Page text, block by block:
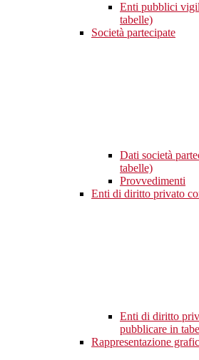
Enti pubblici
tabelle)
Società partecipate
Dati società
tabelle)
Provvedimenti
Enti di diritto privato
Enti di diritto
pubblicare in
Rappresentazione